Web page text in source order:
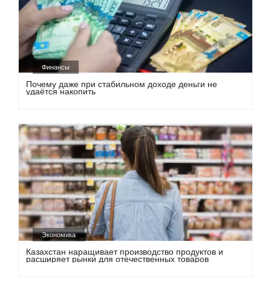
Финансы
Почему даже при стабильном доходе деньги не
удаётся накопить
Экономика
Казахстан наращивает производство продуктов и
расширяет рынки для отечественных товаров